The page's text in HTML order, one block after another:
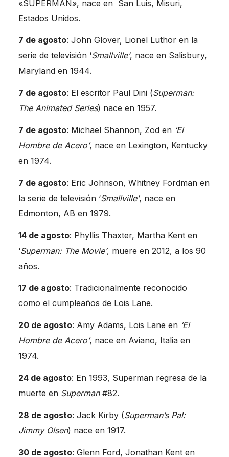
«SUPERMAN», nace en San Luis, Misuri,
Estados Unidos.
7 de agosto: John Glover, Lionel Luthor en la
serie de televisión ‘Smallville’, nace en Salisbury,
Maryland en 1944.
7 de agosto: El escritor Paul Dini (Superman:
The Animated Series) nace en 1957.
7 de agosto: Michael Shannon, Zod en ‘El
Hombre de Acero’, nace en Lexington, Kentucky
en 1974.
7 de agosto: Eric Johnson, Whitney Fordman en
la serie de televisión ‘Smallville’, nace en
Edmonton, AB en 1979.
14 de agosto: Phyllis Thaxter, Martha Kent en
‘Superman: The Movie’, muere en 2012, a los 90
años.
17 de agosto: Tradicionalmente reconocido
como el cumpleaños de Lois Lane.
20 de agosto: Amy Adams, Lois Lane en ‘El
Hombre de Acero’, nace en Aviano, Italia en
1974.
24 de agosto: En 1993, Superman regresa de la
muerte en Superman#82.
28 de agosto: Jack Kirby (Superman’s Pal:
Jimmy Olsen) nace en 1917.
30 de agosto: Glenn Ford, Jonathan Kent en